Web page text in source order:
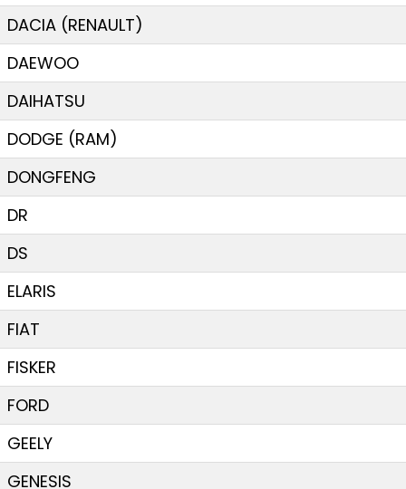
DACIA (RENAULT)
DAEWOO
DAIHATSU
DODGE (RAM)
DONGFENG
DR
DS
ELARIS
FIAT
FISKER
FORD
GEELY
GENESIS